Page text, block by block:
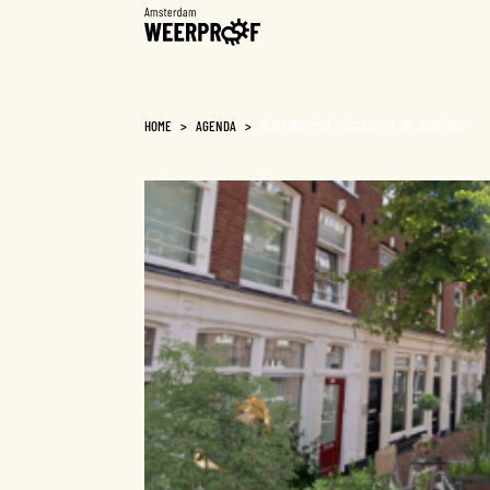
Weerproof
HOME > AGENDA >